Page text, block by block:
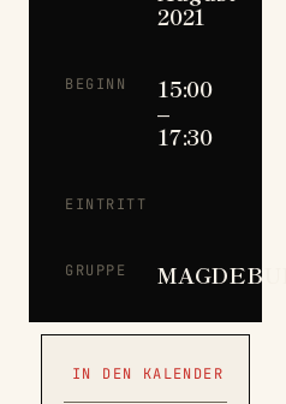
2021
BEGINN 15:00
–
17:30
EINTRITT
GRUPPE
IN DEN KALENDER